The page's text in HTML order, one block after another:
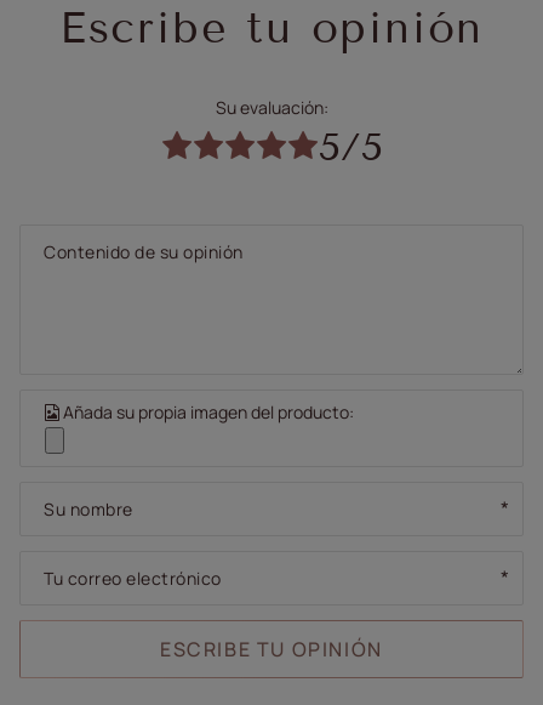
Escribe tu opinión
Su evaluación:
5/5
Contenido de su opinión
Añada su propia imagen del producto:
Su nombre
Tu correo electrónico
ESCRIBE TU OPINIÓN